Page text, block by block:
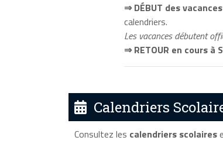
⇒ DÉBUT des
calendriers.
Les vacances débutent
⇒ RETOUR en cours à
Calendriers
Consultez les calendriers scolaires